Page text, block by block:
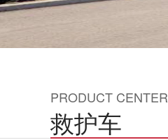
PRODUCT CENTER
救护车